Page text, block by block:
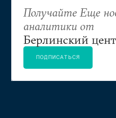
Получайте Еще
аналитики от
Берлинский
ПОДПИСАТЬСЯ